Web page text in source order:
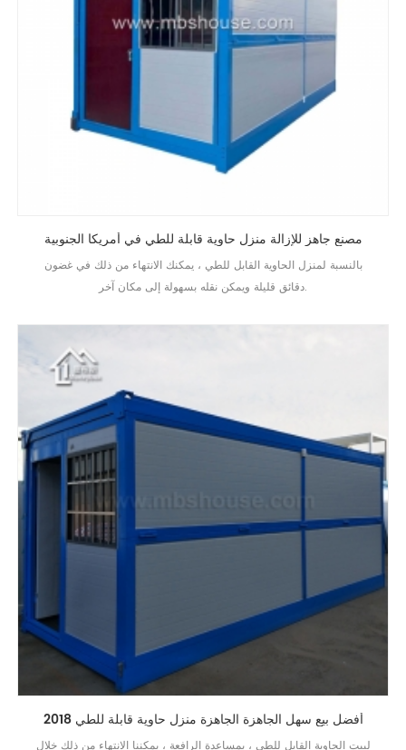
مصنع جاهز للإزالة منزل حاوية قابلة للطي في أمريكا الجنوبية
بالنسبة لمنزل الحاوية القابل للطي ، يمكنك الانتهاء من ذلك في غضون
دقائق قليلة ويمكن نقله بسهولة إلى مكان آخر.
2018 أفضل بيع سهل الجاهزة الجاهزة منزل حاوية قابلة للطي
لبيت الحاوية القابل للطي ، بمساعدة الرافعة ، يمكننا الانتهاء من ذلك خلال